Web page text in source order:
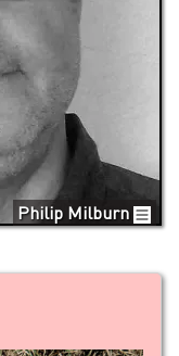
Philip Milburn